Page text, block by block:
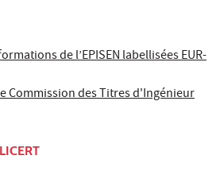
de l’EPISEN labellisées EUR-
Commission des Titres d'Ingénieur